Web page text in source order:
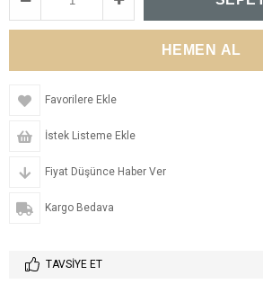
Favorilere Ekle
İstek Listeme Ekle
Fiyat Düşünce Haber Ver
Kargo Bedava
TAVSIYE ET